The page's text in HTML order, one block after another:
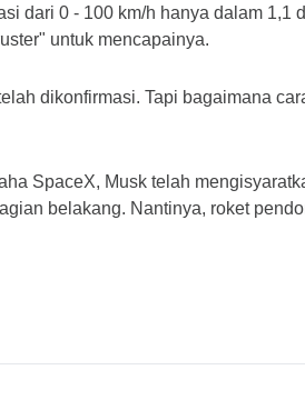
dari 0 - 100 km/h hanya dalam
untuk mencapainya.
dikonfirmasi. Tapi bagaimana
SpaceX, Musk telah
belakang. Nantinya, roket